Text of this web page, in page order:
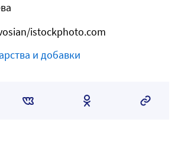
istockphoto.com
и добавки